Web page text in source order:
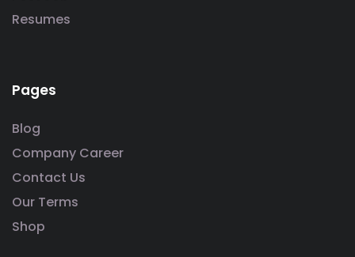
Resumes
Pages
Blog
Company Career
Contact Us
Our Terms
Shop